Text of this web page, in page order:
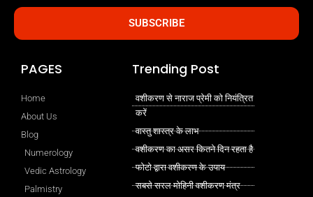
SUBSCRIBE
PAGES
Home
About Us
Blog
Numerology
Vedic Astrology
Palmistry
Trending Post
वशीकरण से नाराज प्रेमी को नियंत्रित
करें
वास्तु शास्त्र के लाभ
वशीकरण का असर कितने दिन रहता है
फोटो द्वारा वशीकरण के उपाय
सबसे सरल मोहिनी वशीकरण मंत्र